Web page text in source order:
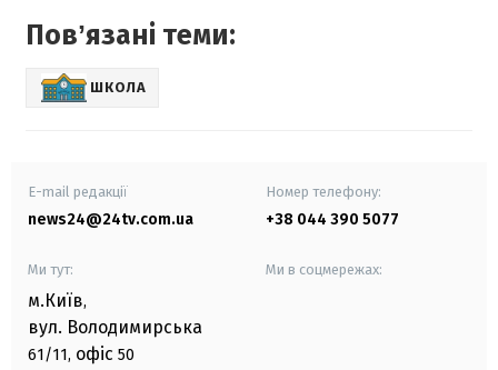
Повʼязані теми:
ШКОЛА
E-mail редакції
news24@24tv.com.ua
Номер телефону:
+38 044 390 5077
Ми тут:
м.Київ,
вул. Володимирська
61/11, офіс 50
Ми в соцмережах: